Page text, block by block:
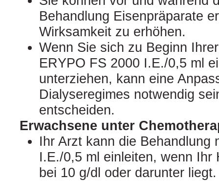
Behandlung Eisenpräparate
Wirksamkeit zu erhöhen.
Wenn Sie sich zu Beginn
ERYPO FS 2000 I.E./0,5 ml
unterziehen, kann eine
Dialyseregimes notwendig
entscheiden.
Erwachsene unter
Ihr Arzt kann die Behandlung
I.E./0,5 ml einleiten, wenn Ihr
bei 10 g/dl oder darunter liegt.